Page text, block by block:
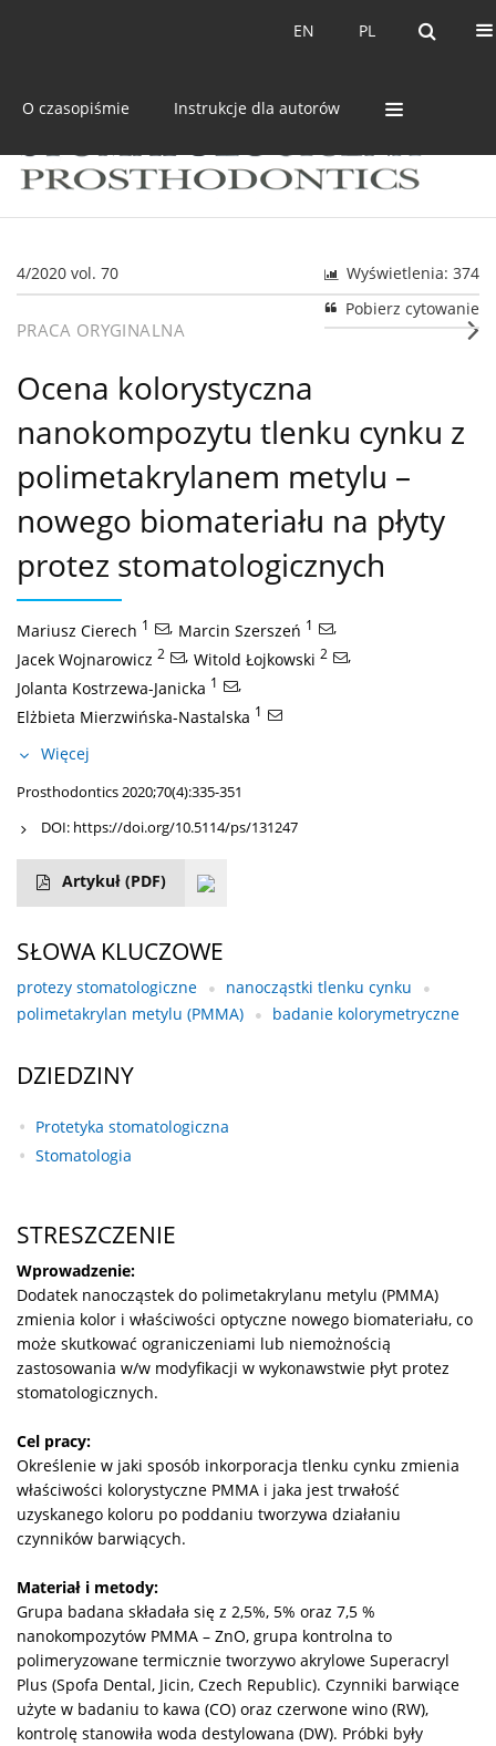
PL
EN PL
EN
O czasopiśmie Instrukcje dla autorów
4/2020 vol. 70
Wyświetlenia: 374
Pobierz cytowanie
PRACA ORYGINALNA
Ocena kolorystyczna
nanokompozytu tlenku cynku z
polimetakrylanem metylu –
nowego biomateriału na płyty
protez stomatologicznych
Mariusz Cierech 1 , Marcin Szerszeń 1
,
Jacek Wojnarowicz 2 , Witold Łojkowski 2
,
Jolanta Kostrzewa-Janicka 1
,
Elżbieta Mierzwińska-Nastalska 1
Więcej
Prosthodontics 2020;70(4):335-351
DOI: https://doi.org/10.5114/ps/131247
Artykuł (PDF)
SŁOWA KLUCZOWE
protezy stomatologiczne
nanocząstki tlenku cynku
polimetakrylan metylu (PMMA)
badanie kolorymetryczne
DZIEDZINY
Protetyka stomatologiczna
Stomatologia
STRESZCZENIE
Wprowadzenie:
Dodatek nanocząstek do polimetakrylanu metylu (PMMA)
zmienia kolor i właściwości optyczne nowego biomateriału, co
może skutkować ograniczeniami lub niemożnością
zastosowania w/w modyfikacji w wykonawstwie płyt protez
stomatologicznych.
Cel pracy:
Określenie w jaki sposób inkorporacja tlenku cynku zmienia
właściwości kolorystyczne PMMA i jaka jest trwałość
uzyskanego koloru po poddaniu tworzywa działaniu
czynników barwiących.
Materiał i metody:
Grupa badana składała się z 2,5%, 5% oraz 7,5 %
nanokompozytów PMMA – ZnO, grupa kontrolna to
polimeryzowane termicznie tworzywo akrylowe Superacryl
Plus (Spofa Dental, Jicin, Czech Republic). Czynniki barwiące
użyte w badaniu to kawa (CO) oraz czerwone wino (RW),
kontrolę stanowiła woda destylowana (DW). Próbki były